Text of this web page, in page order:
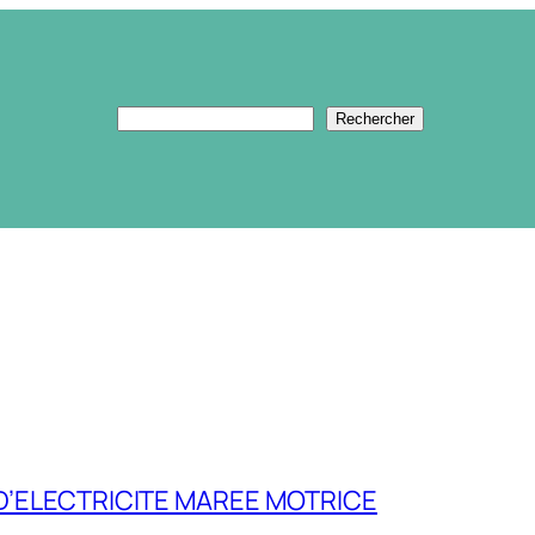
Rechercher Rechercher
MAREE MOTRICE